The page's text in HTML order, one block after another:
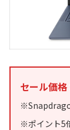
セール価
※ポイント5